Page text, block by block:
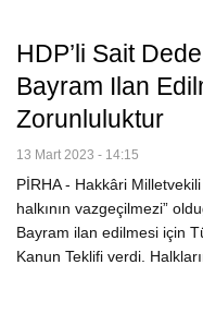
HDP’li Sait
Bayram Ilan
Zorunluluktur
13 Mart 2023 - 14:15
PİRHA - Hakkâri
halkının vazgeçilmezi”
Bayram ilan edilmesi için
Kanun Teklifi verdi.